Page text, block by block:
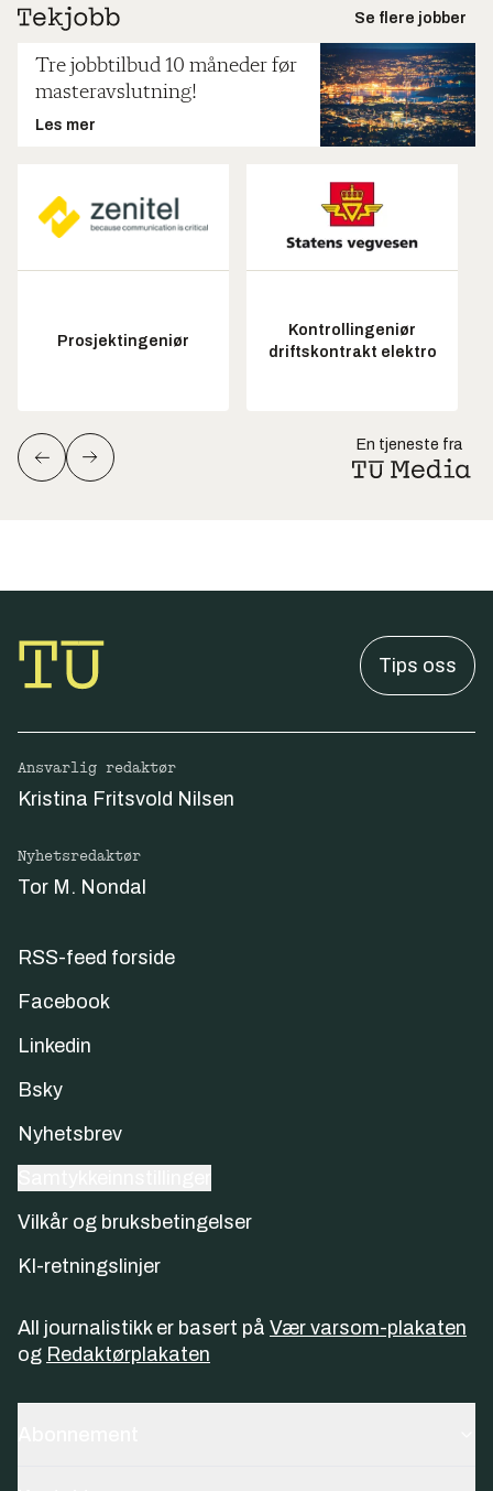
Se flere jobber
Tre jobbtilbud 10 måneder før
masteravslutning!
Les mer
Prosjektingeniør
Kontrollingeniør
driftskontrakt elektro
En tjeneste fra
Tips oss
Ansvarlig redaktør
Kristina Fritsvold Nilsen
Nyhetsredaktør
Tor M. Nondal
RSS-feed forside
Facebook
Linkedin
Bsky
Nyhetsbrev
Vilkår og bruksbetingelser
KI-retningslinjer
All journalistikk er basert på Vær varsom-plakaten
og Redaktørplakaten